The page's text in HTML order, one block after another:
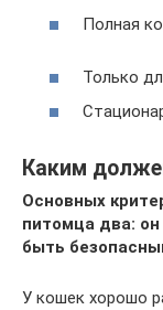
Полная
Только
Каким
Основных
питомца два:
быть
У кошек хорошо